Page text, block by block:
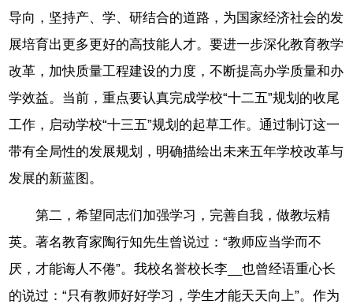
导向，坚持产、学、研结合的道路，为国家经济社会的发
展培育出更多更好的高技能人才。要进一步深化教育教学
改革，加快质量工程建设的力度，不断提高办学质量和办
学效益。当前，重点要认真完成学校“十二五”规划的收尾
工作，启动学校“十三五”规划的起草工作。通过制订这一
带有全局性的发展规划，明确描绘出未来五年学校改革与
发展的新蓝图。
第二，希望同志们加强学习，完善自我，做教坛精
英。著名教育家陶行知先生曾说过：“教师应当学而不
厌，才能诲人不倦”。我校名誉校长李__也曾经语重心长
的说过：“只有教师好好学习，学生才能天天向上”。作为